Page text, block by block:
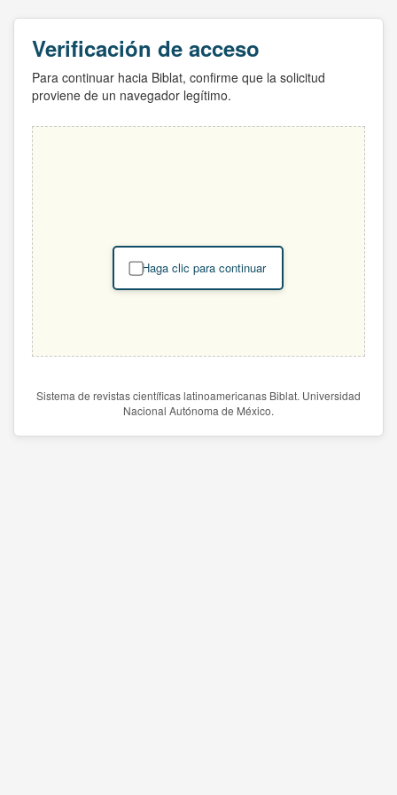
Verificación de acceso
Para continuar hacia Biblat, confirme que la solicitud
proviene de un navegador legítimo.
Haga clic para continuar
Sistema de revistas científicas latinoamericanas Biblat. Universidad
Nacional Autónoma de México.